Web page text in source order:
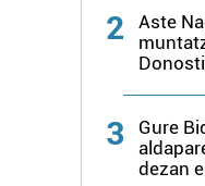
2
Aste
3
Gure
dezan